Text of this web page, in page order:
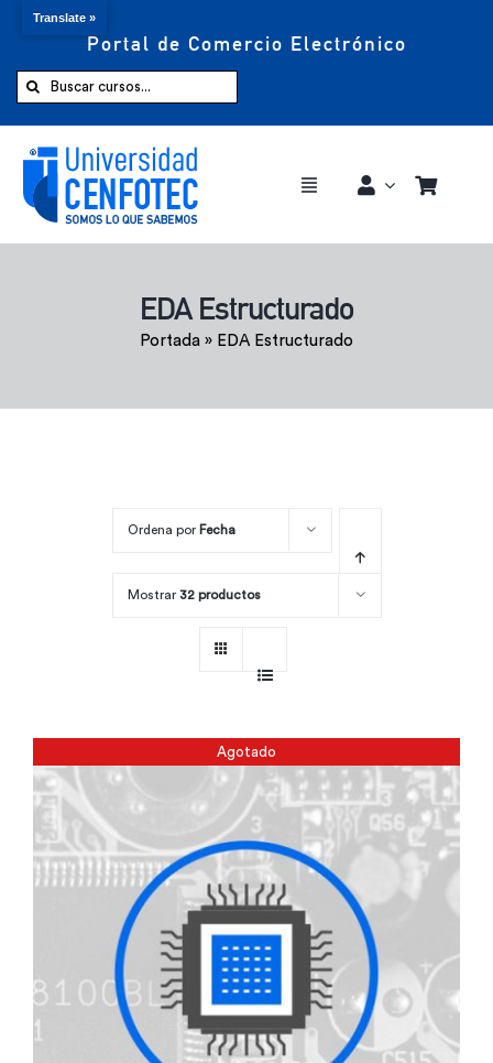
Portal de Comercio Electrónico
Buscar:
Toggle
Comprar ahora
EDA Estructurado
Portada » EDA Estructurado
Ordena por Fecha
Mostrar 32 productos
Agotado
Translate »